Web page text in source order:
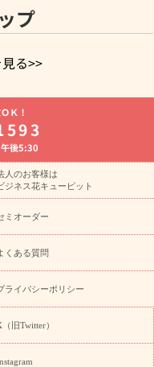
プ
る>>
誕生日フラワーギフト特集
開業祝い
お悔やみの花
胡蝶蘭・花鉢
わり ギフト・プレゼント
イベント
お盆 花（新
お盆・お供え 花とセットギ
ー
ひまわり ギフト・プ
中見舞い 花のギフト特集
ト特集
のおすすめランキング
敬
集
敬老の日 花とセットギ
てのギフト一覧
キャン
』コラボキャンペーン
ン
誕生日の花を探す
ギフト特集
Ｋ！
後5:30
人のお客様は
ジネス花キューピット
ミオーダー
くある質問
ライバシーポリシー
（旧Twitter）